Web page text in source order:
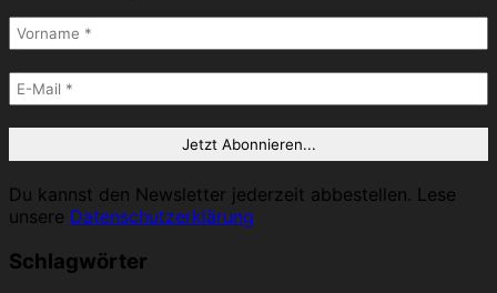
Du kannst den Newsletter jederzeit abbestellen. Lese
unsere Datenschutzerklärung
Schlagwörter